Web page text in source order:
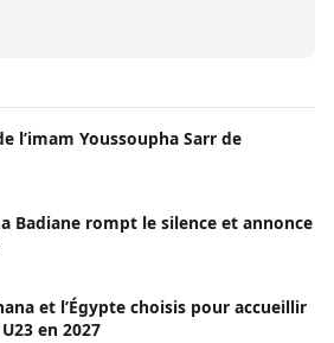
l’imam Youssoupha Sarr de
Badiane rompt le silence et annonce
et l’Égypte choisis pour accueillir
en 2027